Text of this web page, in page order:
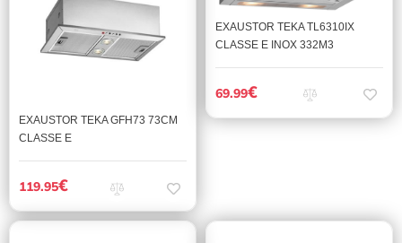
EXAUSTOR TEKA GFH73 73CM
CLASSE E
119.95€
EXAUSTOR TEKA TL6310IX
CLASSE E INOX 332M3
69.99€